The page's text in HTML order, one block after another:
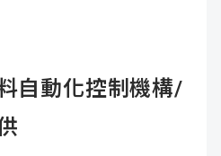
自動化控制機構/